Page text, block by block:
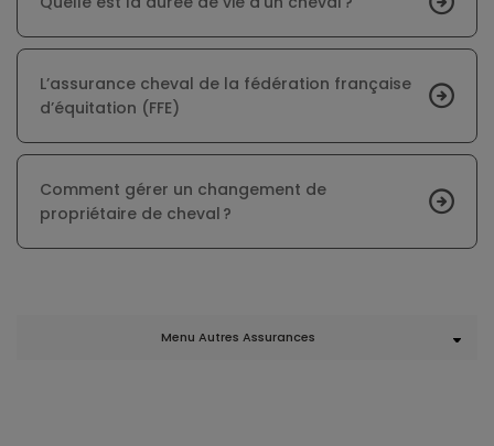
L’assurance cheval de la fédération française
d’équitation (FFE)
Comment gérer un changement de
propriétaire de cheval ?
Menu Autres Assurances